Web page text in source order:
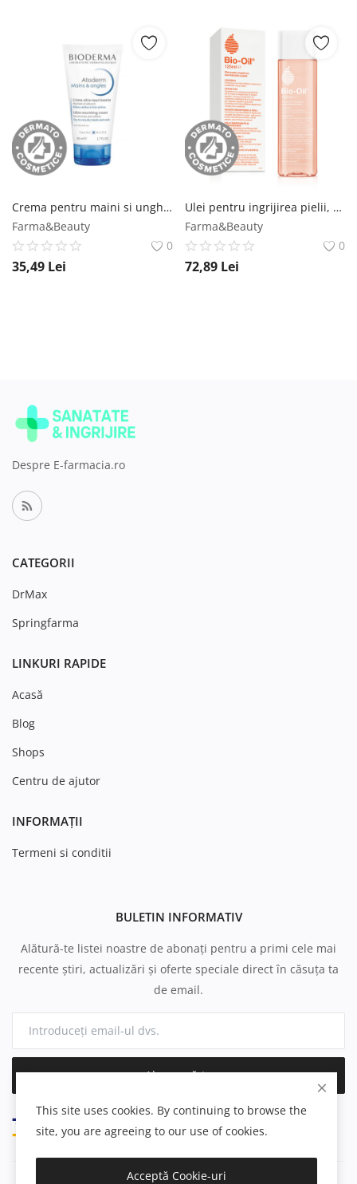
Crema pentru maini si unghii Atoderm, 50ml, Bioderma Bioderma
Farma&Beauty
0
35,49 Lei
Ulei pentru ingrijirea pielii, 125ml, Bio-Oil Bio-oil
Farma&Beauty
0
72,89 Lei
Despre E-farmacia.ro
CATEGORII
DrMax
Springfarma
LINKURI RAPIDE
Acasă
Blog
Shops
Centru de ajutor
INFORMAȚII
Termeni si conditii
BULETIN INFORMATIV
Alătură-te listei noastre de abonați pentru a primi cele mai
recente știri, actualizări și oferte speciale direct în căsuța ta
de email.
Abonează-te
This site uses cookies. By continuing to browse the
site, you are agreeing to our use of cookies.
Acceptă Cookie-uri